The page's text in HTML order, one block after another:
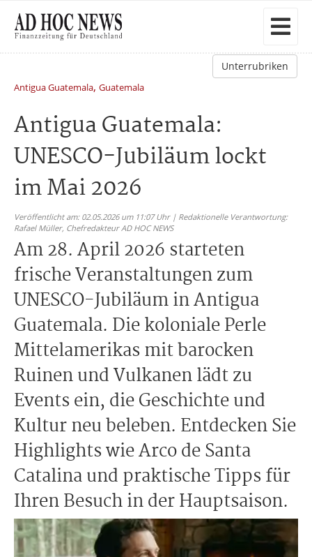
Unterrubriken
Antigua Guatemala, Guatemala
Antigua Guatemala:
UNESCO-Jubiläum lockt
im Mai 2026
Veröffentlicht am: 02.05.2026 um 11:07 Uhr | Redaktionelle Verantwortung:
Rafael Müller, Chefredakteur AD HOC NEWS
Am 28. April 2026 starteten
frische Veranstaltungen zum
UNESCO-Jubiläum in Antigua
Guatemala. Die koloniale Perle
Mittelamerikas mit barocken
Ruinen und Vulkanen lädt zu
Events ein, die Geschichte und
Kultur neu beleben. Entdecken Sie
Highlights wie Arco de Santa
Catalina und praktische Tipps für
Ihren Besuch in der Hauptsaison.